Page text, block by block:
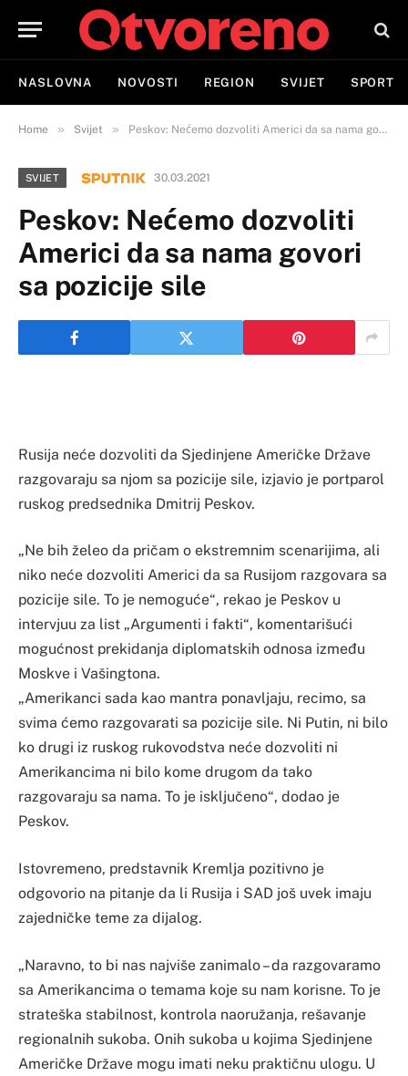
NASLOVNA NOVOSTI REGION SVIJET SPORT
Home » Svijet » Peskov: Nećemo dozvoliti Americi da sa nama govori sa pozicije sile
SVIJET 30.03.2021
Peskov: Nećemo dozvoliti
Americi da sa nama govori
sa pozicije sile
Rusija neće dozvoliti da Sjedinjene Američke Države
razgovaraju sa njom sa pozicije sile, izjavio je portparol
ruskog predsednika Dmitrij Peskov.
„Ne bih želeo da pričam o ekstremnim scenarijima, ali
niko neće dozvoliti Americi da sa Rusijom razgovara sa
pozicije sile. To je nemoguće“, rekao je Peskov u
intervjuu za list „Argumenti i fakti“, komentarišući
mogućnost prekidanja diplomatskih odnosa između
Moskve i Vašingtona.
„Amerikanci sada kao mantra ponavljaju, recimo, sa
svima ćemo razgovarati sa pozicije sile. Ni Putin, ni bilo
ko drugi iz ruskog rukovodstva neće dozvoliti ni
Amerikancima ni bilo kome drugom da tako
razgovaraju sa nama. To je isključeno“, dodao je
Peskov.
Istovremeno, predstavnik Kremlja pozitivno je
odgovorio na pitanje da li Rusija i SAD još uvek imaju
zajedničke teme za dijalog.
„Naravno, to bi nas najviše zanimalo – da razgovaramo
sa Amerikancima o temama koje su nam korisne. To je
strateška stabilnost, kontrola naoružanja, rešavanje
regionalnih sukoba. Onih sukoba u kojima Sjedinjene
Američke Države mogu imati neku praktičnu ulogu. U